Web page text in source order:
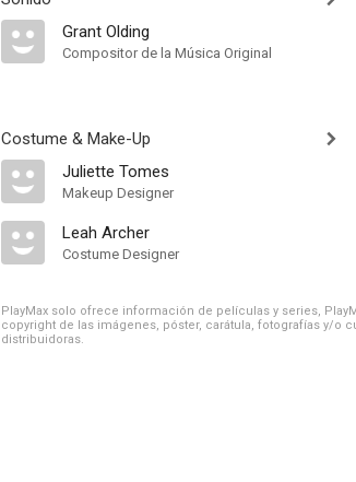
Grant Olding
Compositor de la Música Original
Costume & Make-Up
Juliette Tomes
Makeup Designer
Leah Archer
Costume Designer
PlayMax solo ofrece información de películas y series,
copyright de las imágenes, póster, carátula, fotografías y/o
distribuidoras.